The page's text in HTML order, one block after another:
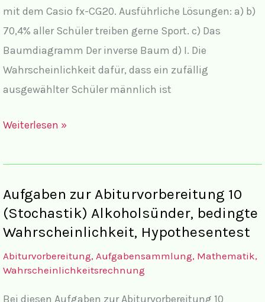
mit dem Casio fx-CG20. Ausführliche Lösungen: a) b)
70,4% aller Schüler treiben gerne Sport. c) Das
Baumdiagramm Der inverse Baum d) I. Die
Wahrscheinlichkeit dafür, dass ein zufällig
ausgewählter Schüler männlich ist
Lösungen
11
Sport
Weiterlesen »
Aufgaben zur Abiturvorbereitung 10
(Stochastik) Alkoholsünder, bedingte
Wahrscheinlichkeit, Hypothesentest
Abiturvorbereitung, Aufgabensammlung, Mathematik,
Wahrscheinlichkeitsrechnung
Bei diesen Aufgaben zur Abiturvorbereitung 10